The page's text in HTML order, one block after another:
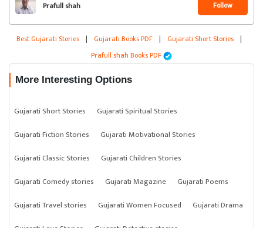
Prafull shah Follow
Best Gujarati Stories | Gujarati Books PDF | Gujarati Short Stories |
Prafull shah Books PDF
More Interesting Options
Gujarati Short Stories
Gujarati Spiritual Stories
Gujarati Fiction Stories
Gujarati Motivational Stories
Gujarati Classic Stories
Gujarati Children Stories
Gujarati Comedy stories
Gujarati Magazine
Gujarati Poems
Gujarati Travel stories
Gujarati Women Focused
Gujarati Drama